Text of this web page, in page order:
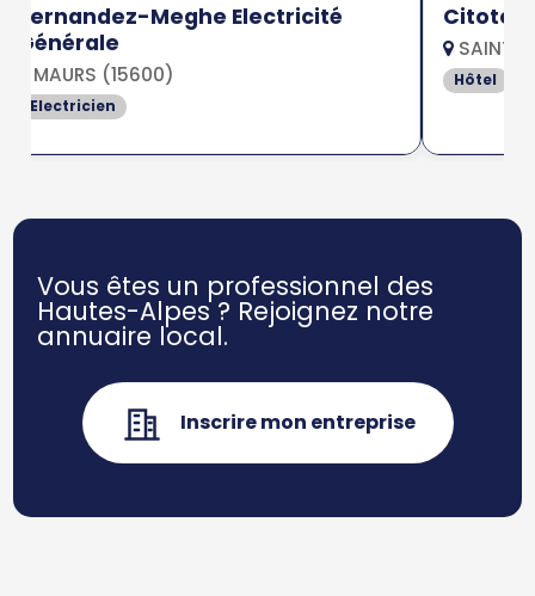
Fernandez-Meghe Electricité
Générale
MAURS (15600)
Electricien
Citotel
SAINT
Hôtel
Vous êtes un professionnel des
Hautes-Alpes ? Rejoignez notre
annuaire local.
Inscrire mon entreprise